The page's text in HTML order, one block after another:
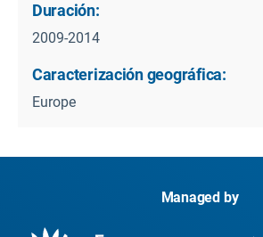
Duración:
2009-2014
Caracterización geográfica:
Europe
Managed by